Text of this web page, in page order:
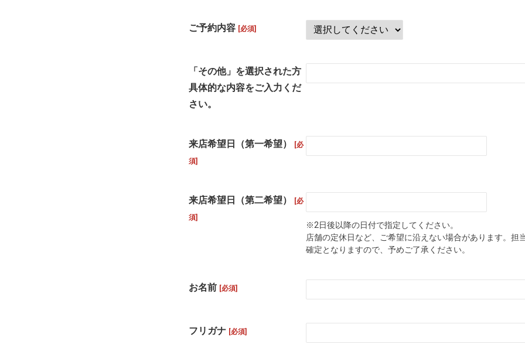
ご予約内容 [必須]
「その他」を選択された方
具体的な内容をご入力くだ
さい。
来店希望日（第一希望）
[必
須]
来店希望日（第二希望）
[必
須]
※2日後以降の日付で指定してください。
店舗の定休日など、ご希望に沿えない場合があります。担
確定となりますので、予めご了承ください。
お名前 [必須]
フリガナ [必須]